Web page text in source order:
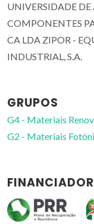
UNIVERSIDADE DE
COMPONENTES
CA LDA ZIPOR -
INDUSTRIAL, S.A.
GRUPOS
G4 - Materiais
G2 - Materiais